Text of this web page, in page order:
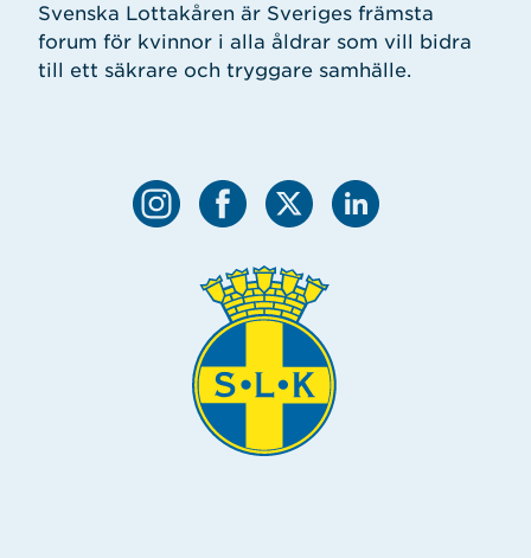
Svenska Lottakåren är Sveriges främsta
forum för kvinnor i alla åldrar som vill bidra
till ett säkrare och tryggare samhälle.